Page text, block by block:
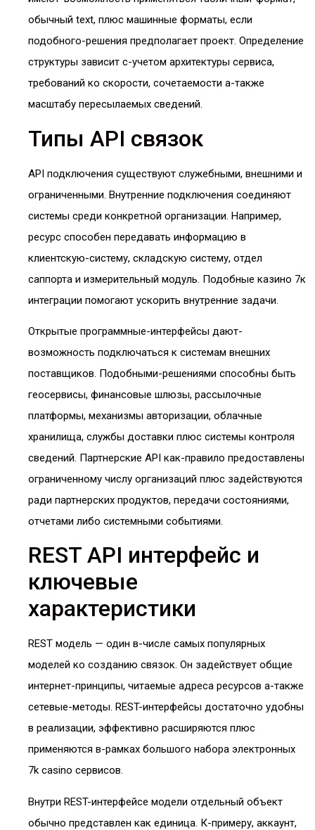
обычный text, плюс машинные форматы, если
подобного-решения предполагает проект. Определение
структуры зависит с-учетом архитектуры сервиса,
требований ко скорости, сочетаемости а-также
масштабу пересылаемых сведений.
Типы API связок
API подключения существуют служебными, внешними и
ограниченными. Внутренние подключения соединяют
системы среди конкретной организации. Например,
ресурс способен передавать информацию в
клиентскую-систему, складскую систему, отдел
саппорта и измерительный модуль. Подобные казино 7к
интеграции помогают ускорить внутренние задачи.
Открытые программные-интерфейсы дают-
возможность подключаться к системам внешних
поставщиков. Подобными-решениями способны быть
геосервисы, финансовые шлюзы, рассылочные
платформы, механизмы авторизации, облачные
хранилища, службы доставки плюс системы контроля
сведений. Партнерские API как-правило предоставлены
ограниченному числу организаций плюс задействуются
ради партнерских продуктов, передачи состояниями,
отчетами либо системными событиями.
REST API интерфейс и
ключевые
характеристики
REST модель — один в-числе самых популярных
моделей ко созданию связок. Он задействует общие
интернет-принципы, читаемые адреса ресурсов а-также
сетевые-методы. REST-интерфейсы достаточно удобны
в реализации, эффективно расширяются плюс
применяются в-рамках большого набора электронных
7k casino сервисов.
Внутри REST-интерфейсе модели отдельный объект
обычно представлен как единица. К-примеру, аккаунт,